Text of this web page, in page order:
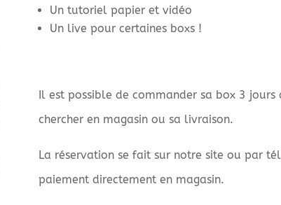
Un tutoriel papier et vidéo
Un live pour certaines boxs !
Il est possible de commander sa box 3
chercher en magasin ou sa livraison.
La réservation se fait sur notre site ou par
paiement directement en magasin.